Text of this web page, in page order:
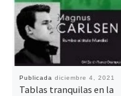
Publicada diciembre 4, 2021
Tablas tranquilas en la